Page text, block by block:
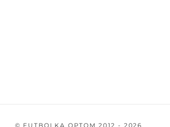
© FUTBOLKA OPTOM 2012 - 2026